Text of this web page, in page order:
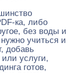
ка, либо
без воды и
учиться и
добавь
или услуги,
готов,